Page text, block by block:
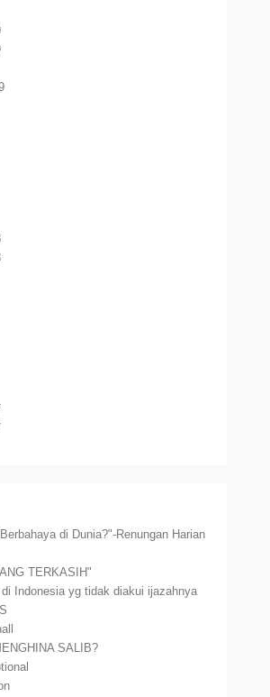
di Dunia?"-Renungan Harian
TERKASIH"
Indonesia yg tidak diakui ijazahnya
SALIB?